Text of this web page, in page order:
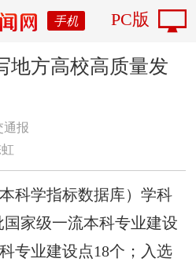
手机 PC版
地方高校高质量发
通报
科学指标数据库）学科
家级一流本科专业建设
专业建设点18个；入选